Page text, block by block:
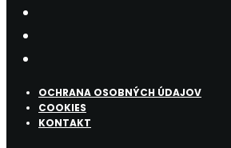
OCHRANA OSOBNÝCH ÚDAJOV
COOKIES
KONTAKT